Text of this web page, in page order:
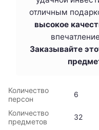
отличным
высокое
Заказывайте
Количество
персон
6
Количество
предметов
32